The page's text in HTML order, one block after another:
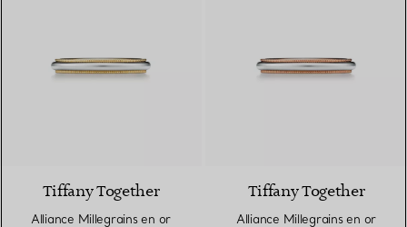
Tiffany Together
Alliance Millegrains en or
Tiffany Together
Alliance Millegrains en or